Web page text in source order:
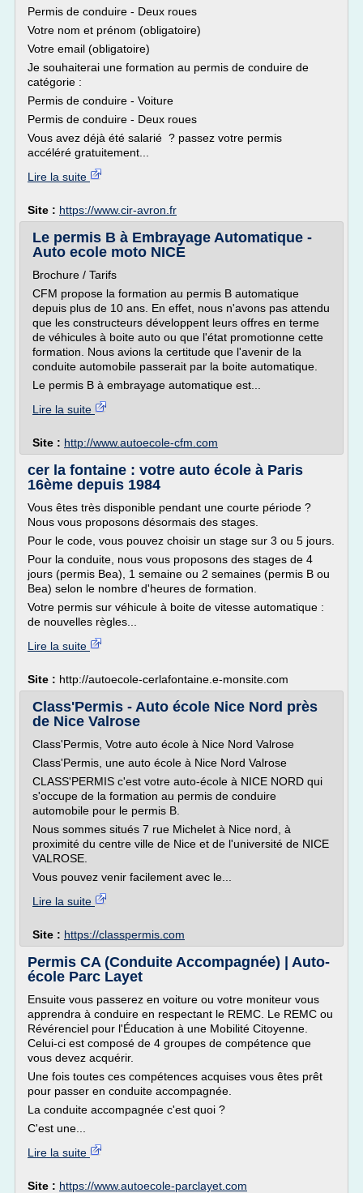
Permis de conduire - Deux roues
Votre nom et prénom (obligatoire)
Votre email (obligatoire)
Je souhaiterai une formation au permis de conduire de
catégorie :
Permis de conduire - Voiture
Permis de conduire - Deux roues
Vous avez déjà été salarié ? passez votre permis
accéléré gratuitement...
Lire la suite
Site : https://www.cir-avron.fr
Le permis B à Embrayage Automatique -
Auto ecole moto NICE
Brochure / Tarifs
CFM propose la formation au permis B automatique
depuis plus de 10 ans. En effet, nous n'avons pas attendu
que les constructeurs développent leurs offres en terme
de véhicules à boite auto ou que l'état promotionne cette
formation. Nous avions la certitude que l'avenir de la
conduite automobile passerait par la boite automatique.
Le permis B à embrayage automatique est...
Lire la suite
Site : http://www.autoecole-cfm.com
cer la fontaine : votre auto école à Paris
16ème depuis 1984
Vous êtes très disponible pendant une courte période ?
Nous vous proposons désormais des stages.
Pour le code, vous pouvez choisir un stage sur 3 ou 5 jours.
Pour la conduite, nous vous proposons des stages de 4
jours (permis Bea), 1 semaine ou 2 semaines (permis B ou
Bea) selon le nombre d'heures de formation.
Votre permis sur véhicule à boite de vitesse automatique :
de nouvelles règles...
Lire la suite
Site : http://autoecole-cerlafontaine.e-monsite.com
Class'Permis - Auto école Nice Nord près
de Nice Valrose
Class'Permis, Votre auto école à Nice Nord Valrose
Class'Permis, une auto école à Nice Nord Valrose
CLASS'PERMIS c'est votre auto-école à NICE NORD qui
s'occupe de la formation au permis de conduire
automobile pour le permis B.
Nous sommes situés 7 rue Michelet à Nice nord, à
proximité du centre ville de Nice et de l'université de NICE
VALROSE.
Vous pouvez venir facilement avec le...
Lire la suite
Site : https://classpermis.com
Permis CA (Conduite Accompagnée) | Auto-
école Parc Layet
Ensuite vous passerez en voiture ou votre moniteur vous
apprendra à conduire en respectant le REMC. Le REMC ou
Révérenciel pour l'Éducation à une Mobilité Citoyenne.
Celui-ci est composé de 4 groupes de compétence que
vous devez acquérir.
Une fois toutes ces compétences acquises vous êtes prêt
pour passer en conduite accompagnée.
La conduite accompagnée c'est quoi ?
C'est une...
Lire la suite
Site : https://www.autoecole-parclayet.com